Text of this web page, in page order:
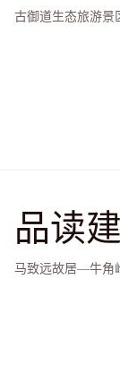
古北
古御道生态旅游
品读
城—
马致远故居—牛角